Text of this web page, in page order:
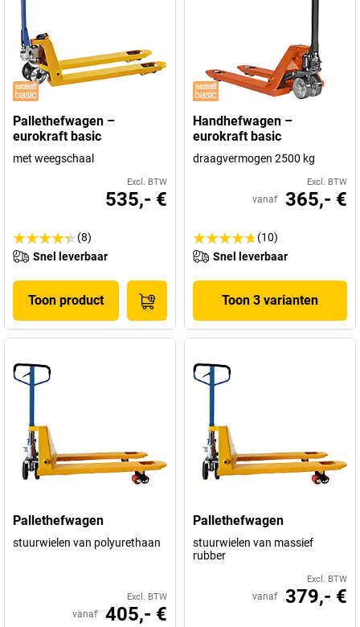
Pallethefwagen –
eurokraft basic
met weegschaal
Excl. BTW
535,- €
(8)
Snel leverbaar
Toon product
Handhefwagen –
eurokraft basic
draagvermogen 2500 kg
Excl. BTW
vanaf 365,- €
(10)
Snel leverbaar
Toon 3 varianten
Pallethefwagen
stuurwielen van polyurethaan
Excl. BTW
vanaf 405,- €
Pallethefwagen
stuurwielen van massief
rubber
Excl. BTW
vanaf 379,- €